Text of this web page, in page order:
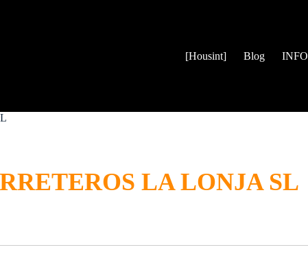
[Housint] Blog INFO
LA LONJA SL